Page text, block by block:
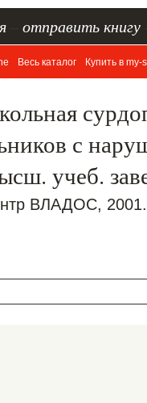
отправить книгу
Весь каталог Купить в my-
с
учеб.
ВЛАДОС,